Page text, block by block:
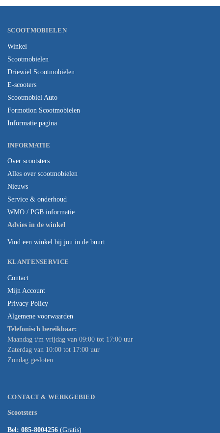
SCOOTMOBIELEN
Winkel
Scootmobielen
Driewiel Scootmobielen
E-scooters
Scootmobiel Auto
Formotion Scootmobielen
Informatie pagina
INFORMATIE
Over scootsters
Alles over scootmobielen
Nieuws
Service & onderhoud
WMO / PGB informatie
Advies in de winkel
Vind een winkel bij jou in de buurt
KLANTENSERVICE
Contact
Mijn Account
Privacy Policy
Algemene voorwaarden
Telefonisch bereikbaar:
Maandag t/m vrijdag van 09:00 tot 17:00 uur
Zaterdag van 10:00 tot 17:00 uur
Zondag gesloten
CONTACT & WERKGEBIED
Scootsters
Bel: 085-8004256 (Gratis)